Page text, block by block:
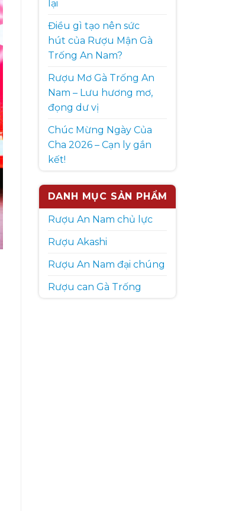
lại
Điều gì tạo nên sức
hút của Rượu Mận Gà
Trống An Nam?
Rượu Mơ Gà Trống An
Nam – Lưu hương mơ,
đọng dư vị
Chúc Mừng Ngày Của
Cha 2026 – Cạn ly gắn
kết!
DANH MỤC SẢN PHẨM
Rượu An Nam chủ lực
Rượu Akashi
Rượu An Nam đại chúng
Rượu can Gà Trống